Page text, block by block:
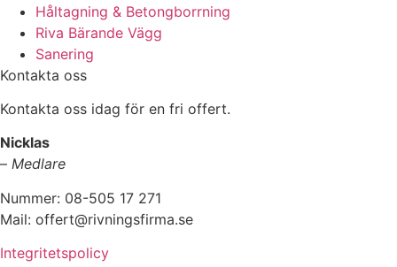
Håltagning & Betongborrning
Riva Bärande Vägg
Sanering
Kontakta oss
Kontakta oss idag för en fri offert.
Nicklas
– Medlare
Nummer: 08-505 17 271
Mail: offert@rivningsfirma.se
Integritetspolicy